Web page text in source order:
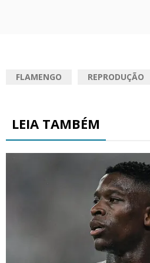
FLAMENGO REPRODUÇÃO
LEIA TAMBÉM